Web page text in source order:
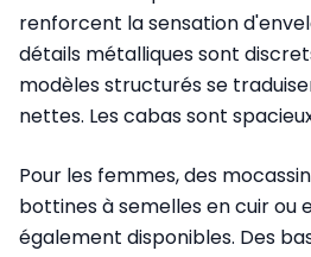
renforcent la sensation
détails métalliques sont
modèles structurés se
nettes. Les cabas sont
Pour les femmes, des
bottines à semelles en cuir ou
également disponibles. Des